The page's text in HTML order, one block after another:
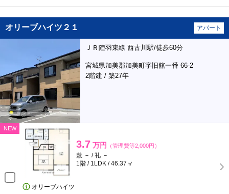
オリーブハイツ２１ アパート
ＪＲ陸羽東線 西古川駅/徒歩60分
宮城県加美郡加美町字旧舘一番 66-2
2階建 / 築27年
NEW
3.7 万円 （管理費等2,000円）
敷 － / 礼 －
1階 / 1LDK / 46.37㎡
オリーブハイツ